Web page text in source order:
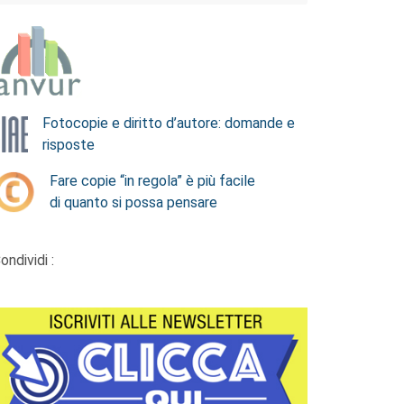
Fotocopie e diritto d’autore: domande e
risposte
Fare copie “in regola” è più facile
di quanto si possa pensare
: